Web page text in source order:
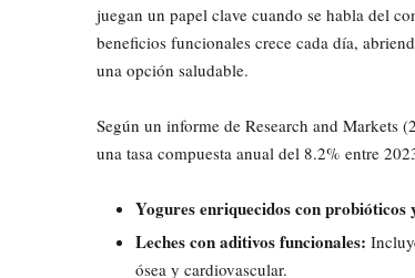
juegan un papel clave cuando se habla del
beneficios funcionales crece cada día,
una opción saludable.
Según un informe de Research and Markets
una tasa compuesta anual del 8.2% entre
Yogures enriquecidos con probióticos
Leches con aditivos funcionales:
ósea y cardiovascular.